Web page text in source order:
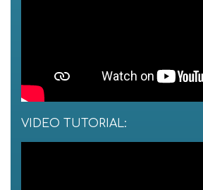
VIDEO TUTORIAL: